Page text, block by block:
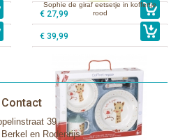
€ 27,99
Sophie de giraf eetsetje in koffertje
rood
€ 39,99
Contact
39
en Rodenrijs